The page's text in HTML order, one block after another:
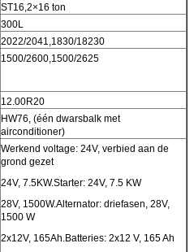
ST16,2×16 ton
300L
2022/2041,1830/18230
1500/2600,1500/2625
12.00R20
HW76, (één dwarsbalk met
airconditioner)
Werkend voltage: 24V, verbied aan de
grond gezet
24V, 7.5KW.Starter: 24V, 7.5 KW
28V, 1500W.Alternator: driefasen, 28V,
1500 W
2x12V, 165Ah.Batteries: 2x12 V, 165 Ah